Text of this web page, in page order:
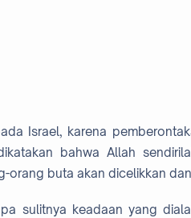
Israel, karena
bahwa Allah
orang buta akan dicelikkan
sulitnya keadaan yang